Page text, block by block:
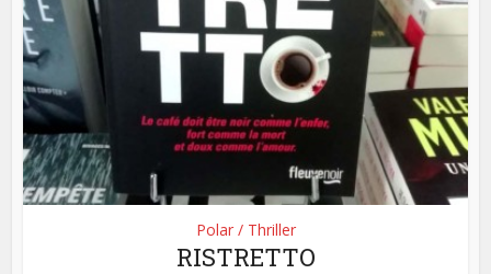
Polar / Thriller
RISTRETTO